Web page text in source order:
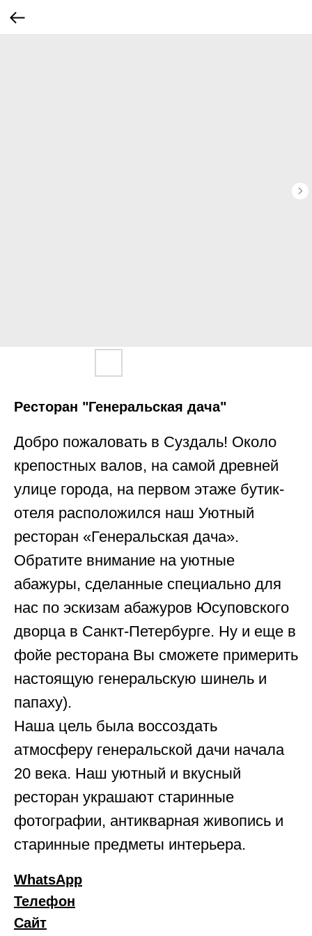
Ресторан "Генеральская дача"
Добро пожаловать в Суздаль! Около
крепостных валов, на самой древней
улице города, на первом этаже бутик-
отеля расположился наш Уютный
ресторан «Генеральская дача».
Обратите внимание на уютные
абажуры, сделанные специально для
нас по эскизам абажуров Юсуповского
дворца в Санкт-Петербурге. Ну и еще в
фойе ресторана Вы сможете примерить
настоящую генеральскую шинель и
папаху).
Наша цель была воссоздать
атмосферу генеральской дачи начала
20 века. Наш уютный и вкусный
ресторан украшают старинные
фотографии, антикварная живопись и
старинные предметы интерьера.
WhatsApp
Телефон
Сайт